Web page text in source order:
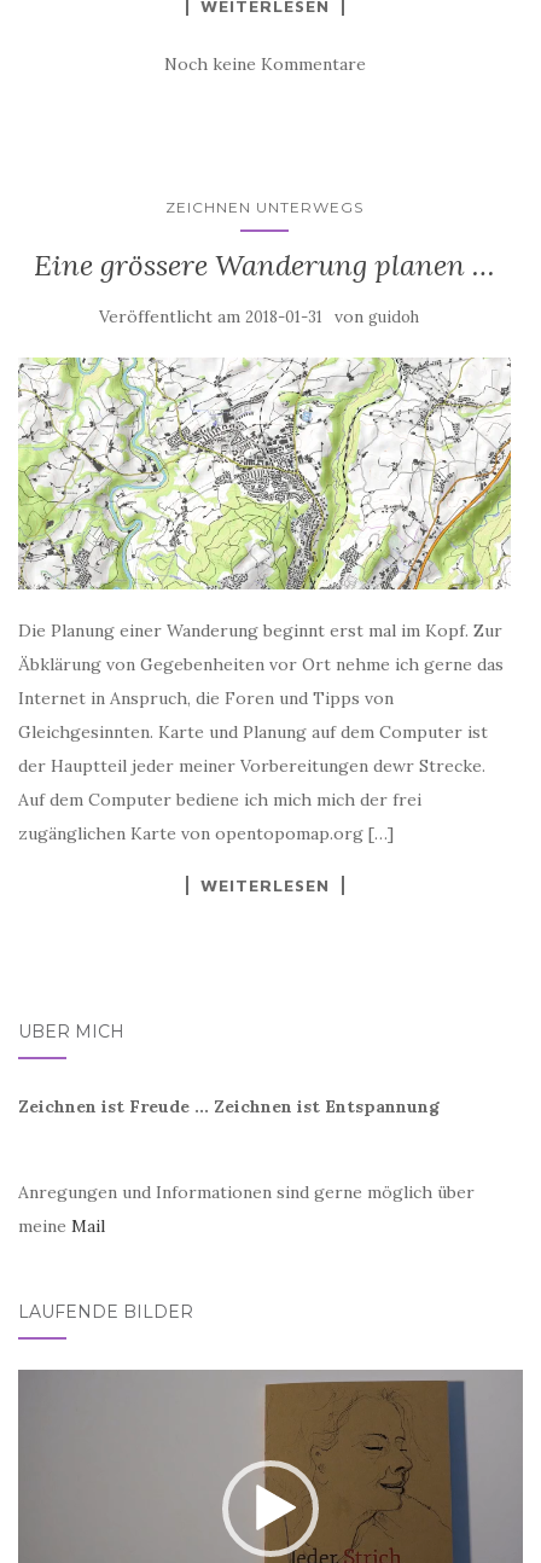
WEITERLESEN
Noch keine Kommentare
ZEICHNEN UNTERWEGS
Eine grössere Wanderung planen …
Veröffentlicht am 2018-01-31 von guidoh
Die Planung einer Wanderung beginnt erst mal im Kopf. Zur
Äbklärung von Gegebenheiten vor Ort nehme ich gerne das
Internet in Anspruch, die Foren und Tipps von
Gleichgesinnten. Karte und Planung auf dem Computer ist
der Hauptteil jeder meiner Vorbereitungen dewr Strecke.
Auf dem Computer bediene ich mich mich der frei
zugänglichen Karte von opentopomap.org […]
WEITERLESEN
ÜBER MICH
Zeichnen ist Freude ... Zeichnen ist Entspannung
Anregungen und Informationen sind gerne möglich über
meine Mail
LAUFENDE BILDER